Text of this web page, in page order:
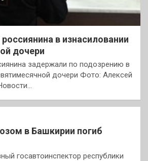
в изнасиловании
дочери
задержали по подозрению в
дочери Фото: Алексей
в Башкирии погиб
госавтоинспектор республики